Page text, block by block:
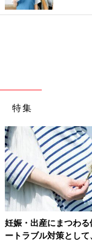
特集
妊娠・出産にまつわ
ートラブル対策とし